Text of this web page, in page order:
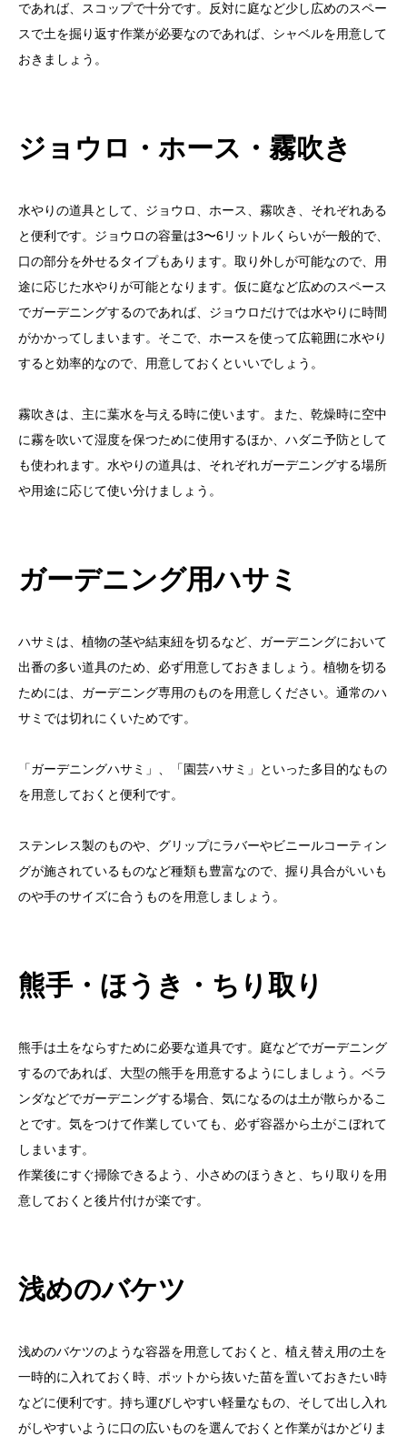
であれば、スコップで十分です。反対に庭など少し広めのスペー
スで土を掘り返す作業が必要なのであれば、シャベルを用意して
おきましょう。
ジョウロ・ホース・霧吹き
水やりの道具として、ジョウロ、ホース、霧吹き、それぞれある
と便利です。ジョウロの容量は3〜6リットルくらいが一般的で、
口の部分を外せるタイプもあります。取り外しが可能なので、用
途に応じた水やりが可能となります。仮に庭など広めのスペース
でガーデニングするのであれば、ジョウロだけでは水やりに時間
がかかってしまいます。そこで、ホースを使って広範囲に水やり
すると効率的なので、用意しておくといいでしょう。
霧吹きは、主に葉水を与える時に使います。また、乾燥時に空中
に霧を吹いて湿度を保つために使用するほか、ハダニ予防として
も使われます。水やりの道具は、それぞれガーデニングする場所
や用途に応じて使い分けましょう。
ガーデニング用ハサミ
ハサミは、植物の茎や結束紐を切るなど、ガーデニングにおいて
出番の多い道具のため、必ず用意しておきましょう。植物を切る
ためには、ガーデニング専用のものを用意しください。通常のハ
サミでは切れにくいためです。
「ガーデニングハサミ」、「園芸ハサミ」といった多目的なもの
を用意しておくと便利です。
ステンレス製のものや、グリップにラバーやビニールコーティン
グが施されているものなど種類も豊富なので、握り具合がいいも
のや手のサイズに合うものを用意しましょう。
熊手・ほうき・ちり取り
熊手は土をならすために必要な道具です。庭などでガーデニング
するのであれば、大型の熊手を用意するようにしましょう。ベラ
ンダなどでガーデニングする場合、気になるのは土が散らかるこ
とです。気をつけて作業していても、必ず容器から土がこぼれて
しまいます。
作業後にすぐ掃除できるよう、小さめのほうきと、ちり取りを用
意しておくと後片付けが楽です。
浅めのバケツ
浅めのバケツのような容器を用意しておくと、植え替え用の土を
一時的に入れておく時、ポットから抜いた苗を置いておきたい時
などに便利です。持ち運びしやすい軽量なもの、そして出し入れ
がしやすいように口の広いものを選んでおくと作業がはかどりま